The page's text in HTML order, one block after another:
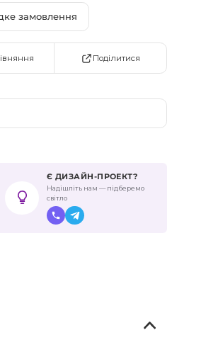
замовлення
Поділитися
Є ДИЗАЙН-ПРОЕКТ?
Надішліть нам — підберемо
світло